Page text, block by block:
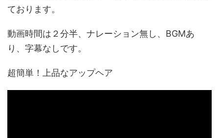
ております。
動画時間は２分半、ナレーション無し、BGMあ
り、字幕なしです。
超簡単！上品なアップヘア